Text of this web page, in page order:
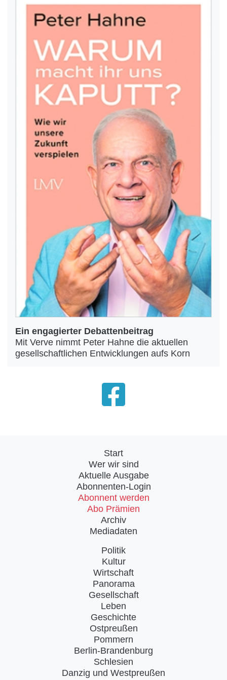
Ein engagierter Debattenbeitrag
Mit Verve nimmt Peter Hahne die aktuellen
gesellschaftlichen Entwicklungen aufs Korn
Start
Wer wir sind
Aktuelle Ausgabe
Abonnenten-Login
Abonnent werden
Abo Prämien
Archiv
Mediadaten
Politik
Kultur
Wirtschaft
Panorama
Gesellschaft
Leben
Geschichte
Ostpreußen
Pommern
Berlin-Brandenburg
Schlesien
Danzig und Westpreußen